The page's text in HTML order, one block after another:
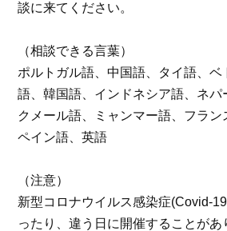
談に来てください。
（相談できる言葉）
ポルトガル語、中国語、タイ語、
語、韓国語、インドネシア語、ネパ
クメール語、ミャンマー語、フラン
ペイン語、英語
（注意）
新型コロナウイルス感染症(Covid-
ったり、違う日に開催することがあ